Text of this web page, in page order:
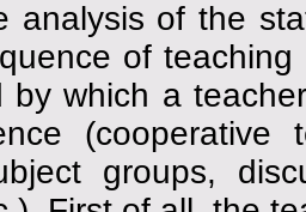
analysis of the
of
by which a
(cooperative
groups,